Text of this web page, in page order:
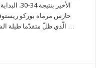
الأخير
حارس مرماه بوركو